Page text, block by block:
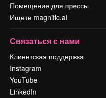
Помещение для прессы
Ищете magnific.ai
Связаться с нами
Клиентская поддержка
Instagram
YouTube
LinkedIn